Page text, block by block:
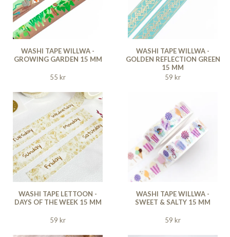
WASHI TAPE WILLWA -
GROWING GARDEN 15 MM
55 kr
WASHI TAPE WILLWA -
GOLDEN REFLECTION GREEN
15 MM
59 kr
WASHI TAPE LETTOON -
DAYS OF THE WEEK 15 MM
59 kr
WASHI TAPE WILLWA -
SWEET & SALTY 15 MM
59 kr